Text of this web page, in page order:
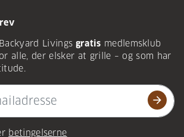
Livings gratis medlemsklub
alle, der elsker at grille – og som har
arrow_forward
betingelserne